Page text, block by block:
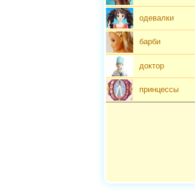
одевалки
барби
доктор
принцессы